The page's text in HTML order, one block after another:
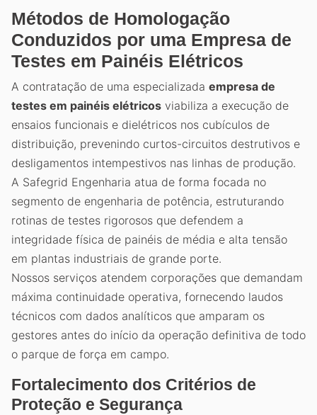
Métodos de Homologação
Conduzidos por uma Empresa de
Testes em Painéis Elétricos
A contratação de uma especializada empresa de
testes em painéis elétricos viabiliza a execução de
ensaios funcionais e dielétricos nos cubículos de
distribuição, prevenindo curtos-circuitos destrutivos e
desligamentos intempestivos nas linhas de produção.
A Safegrid Engenharia atua de forma focada no
segmento de engenharia de potência, estruturando
rotinas de testes rigorosos que defendem a
integridade física de painéis de média e alta tensão
em plantas industriais de grande porte.
Nossos serviços atendem corporações que demandam
máxima continuidade operativa, fornecendo laudos
técnicos com dados analíticos que amparam os
gestores antes do início da operação definitiva de todo
o parque de força em campo.
Fortalecimento dos Critérios de
Proteção e Segurança